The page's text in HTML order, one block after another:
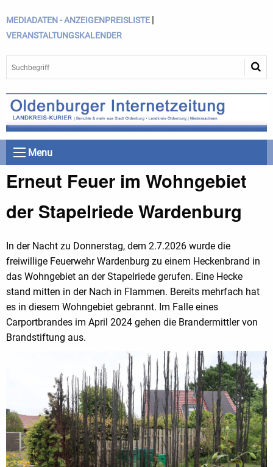
MEDIADATEN - ANZEIGENPREISLISTE |
VERANSTALTUNGSKALENDER
Menu
Erneut Feuer im Wohngebiet
der Stapelriede Wardenburg
In der Nacht zu Donnerstag, dem 2.7.2026 wurde die
freiwillige Feuerwehr Wardenburg zu einem Heckenbrand in
das Wohngebiet an der Stapelriede gerufen. Eine Hecke
stand mitten in der Nach in Flammen. Bereits mehrfach hat
es in diesem Wohngebiet gebrannt. Im Falle eines
Carportbrandes im April 2024 gehen die Brandermittler von
Brandstiftung aus.